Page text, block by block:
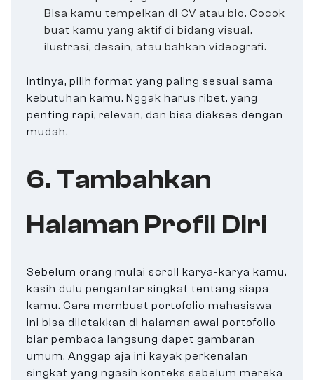
Bisa kamu tempelkan di CV atau bio. Cocok
buat kamu yang aktif di bidang visual,
ilustrasi, desain, atau bahkan videografi.
Intinya, pilih format yang paling sesuai sama
kebutuhan kamu. Nggak harus ribet, yang
penting rapi, relevan, dan bisa diakses dengan
mudah.
6. Tambahkan
Halaman Profil Diri
Sebelum orang mulai scroll karya-karya kamu,
kasih dulu pengantar singkat tentang siapa
kamu. Cara membuat portofolio mahasiswa
ini bisa diletakkan di halaman awal portofolio
biar pembaca langsung dapet gambaran
umum. Anggap aja ini kayak perkenalan
singkat yang ngasih konteks sebelum mereka